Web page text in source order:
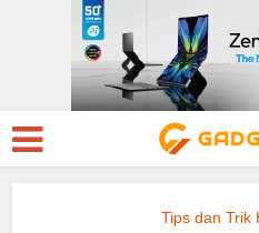
Tips dan Trik